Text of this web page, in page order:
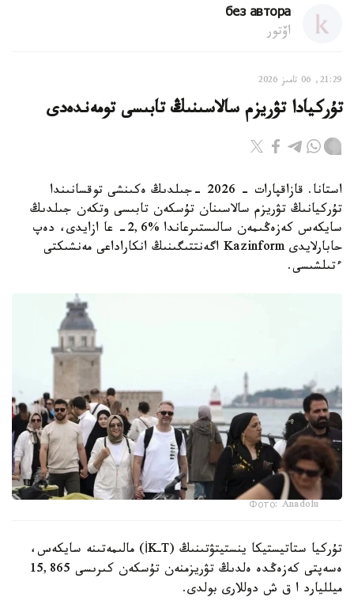
без автора
اۆتور
21:29, 06 تامىز 2026
تۇركيادا تۋريزم سالاسىنىڭ تابىسى تومەندەدى
استانا. قازاقپارات - 2026 -جىلدىڭ ەكىنشى توقسانىندا
تۇركيانىڭ تۋريزم سالاسىنان تۇسكەن تابىسى وتكەن جىلدىڭ
سايكەس كەزەڭىمەن سالىستىرعاندا %2,6- عا ازايدى، دەپ
حابارلايدى Kazinform اگەنتتىگىنىڭ انكاراداعى مەنشىكتى
ءتىلشىسى.
Фото: Anadolu
تۇركيا ستاتيستيكا ينستيتۋتىنىڭ (TـİK) مالىمەتىنە سايكەس،
ەسەپتى كەزەڭدە ەلدىڭ تۋريزمنەن تۇسكەن كىرىسى 15,865
ميلليارد ا ق ش دوللارى بولدى.